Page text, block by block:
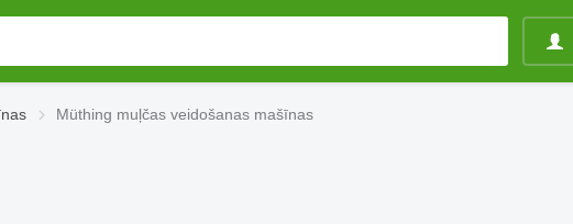
Müthing muļčas veidošanas mašīnas